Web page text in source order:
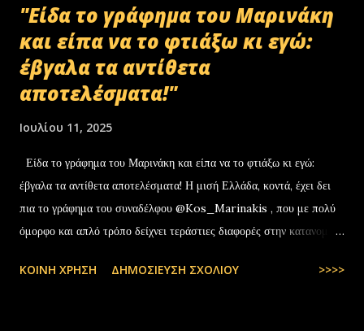
"Είδα το γράφημα του Μαρινάκη
και είπα να το φτιάξω κι εγώ:
έβγαλα τα αντίθετα
αποτελέσματα!"
Ιουλίου 11, 2025
Είδα το γράφημα του Μαρινάκη και είπα να το φτιάξω κι εγώ:
έβγαλα τα αντίθετα αποτελέσματα! Η μισή Ελλάδα, κοντά, έχει δει
πια το γράφημα του συναδέλφου @Kos_Marinakis , που με πολύ
όμορφο και απλό τρόπο δείχνει τεράστιες διαφορές στην κατανομή
— Stefanos Tyros (@StefanosTyros) July 11, 2025
ΚΟΙΝΉ ΧΡΉΣΗ ΔΗΜΟΣΊΕΥΣΗ ΣΧΟΛΊΟΥ >>>>